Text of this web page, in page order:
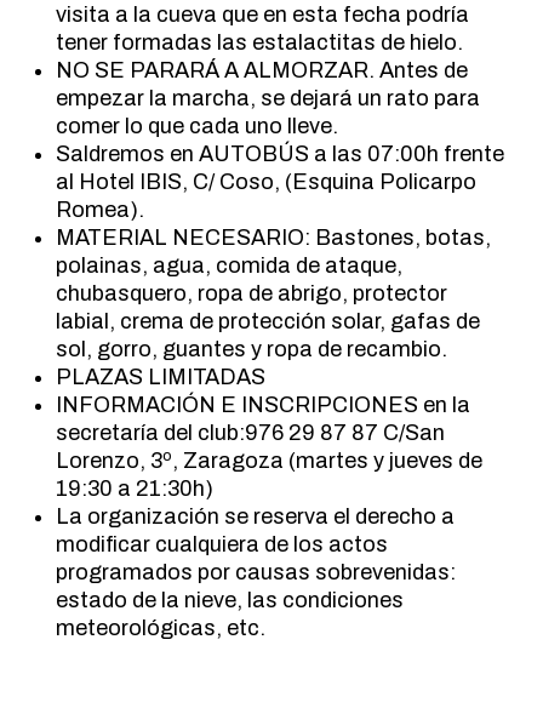
visita a la cueva que en esta fecha podría
tener formadas las estalactitas de hielo.
NO SE PARARÁ A ALMORZAR. Antes de
empezar la marcha, se dejará un rato para
comer lo que cada uno lleve.
Saldremos en AUTOBÚS a las 07:00h frente
al Hotel IBIS, C/ Coso, (Esquina Policarpo
Romea).
MATERIAL NECESARIO: Bastones, botas,
polainas, agua, comida de ataque,
chubasquero, ropa de abrigo, protector
labial, crema de protección solar, gafas de
sol, gorro, guantes y ropa de recambio.
PLAZAS LIMITADAS
INFORMACIÓN E INSCRIPCIONES en la
secretaría del club:976 29 87 87 C/San
Lorenzo, 3º, Zaragoza (martes y jueves de
19:30 a 21:30h)
La organización se reserva el derecho a
modificar cualquiera de los actos
programados por causas sobrevenidas:
estado de la nieve, las condiciones
meteorológicas, etc.